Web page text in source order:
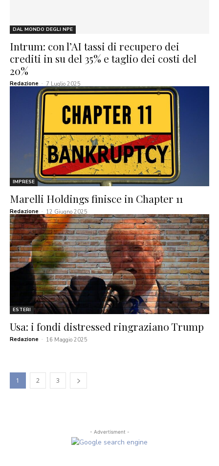
DAL MONDO DEGLI NPE
Intrum: con l’AI tassi di recupero dei
crediti in su del 35% e taglio dei costi del
20%
Redazione - 7 Luglio 2025
IMPRESE
Marelli Holdings finisce in Chapter 11
Redazione - 12 Giugno 2025
ESTERI
Usa: i fondi distressed ringraziano Trump
Redazione - 16 Maggio 2025
1 2 3
- Advertisment -